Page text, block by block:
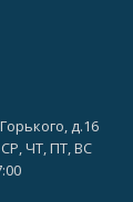
д.16
ЧТ, ПТ, ВС